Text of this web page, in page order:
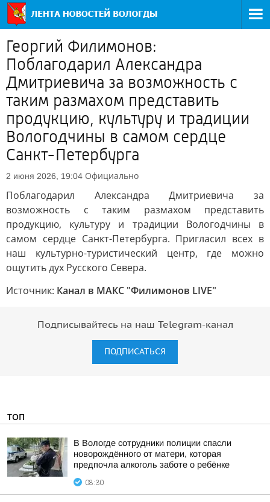
Георгий Филимонов:
Поблагодарил Александра
Дмитриевича за возможность с
таким размахом представить
продукцию, культуру и традиции
Вологодчины в самом сердце
Санкт-Петербурга
2 июня 2026, 19:04 Официально
Поблагодарил Александра Дмитриевича за
возможность с таким размахом представить
продукцию, культуру и традиции Вологодчины в
самом сердце Санкт-Петербурга. Пригласил всех в
наш культурно-туристический центр, где можно
ощутить дух Русского Севера.
Источник: Канал в МАКС "Филимонов LIVE"
Подписывайтесь на наш Telegram-канал
ПОДПИСАТЬСЯ
ТОП
В Вологде сотрудники полиции спасли
новорождённого от матери, которая
предпочла алкоголь заботе о ребёнке
08:30